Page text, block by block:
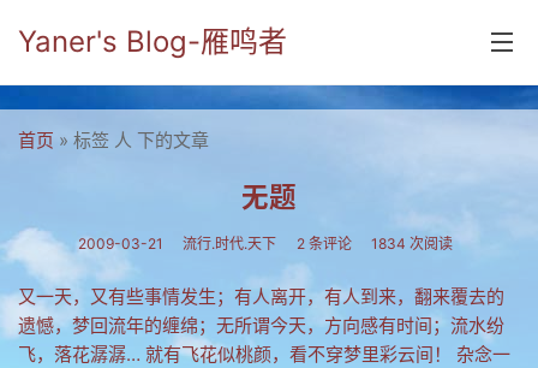
Yaner's Blog-雁鸣者
分类
yaner online
毕业留言册
流年
首页 » 标签 人 下的文章
无题
2009-03-21 流行.时代.天下 2 条评论 1834 次阅读
又一天，又有些事情发生；有人离开，有人到来，翻来覆去的
遗憾，梦回流年的缠绵；无所谓今天，方向感有时间；流水纷
飞，落花潺潺… 就有飞花似桃颜，看不穿梦里彩云间！ 杂念一